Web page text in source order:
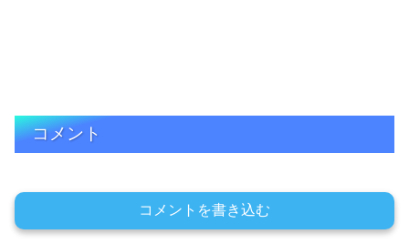
コメント
コメントを書き込む